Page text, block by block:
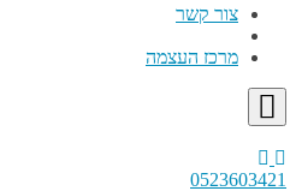
צור קשר
מרכז העצמה
0523603421